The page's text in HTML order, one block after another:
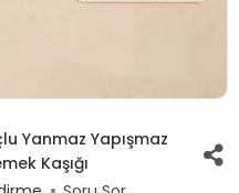
Yanmaz Yapışmaz
Kaşığı